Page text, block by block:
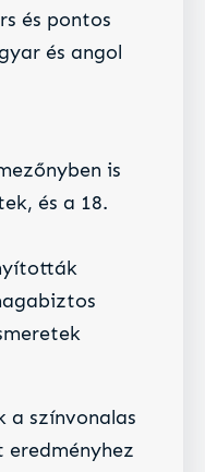
és pontos
és angol
is
és a 18.
a színvonalas
eredményhez